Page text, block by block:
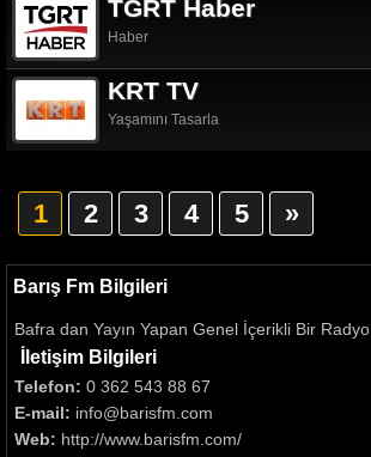
TGRT Haber
Haber
KRT TV
Yaşamını Tasarla
1 2 3 4 5 »
Barış Fm Bilgileri
Bafra dan Yayın Yapan Genel İçerikli Bir Radyo
İletişim Bilgileri
Telefon: 0 362 543 88 67
E-mail: info@barisfm.com
Web: http://www.barisfm.com/